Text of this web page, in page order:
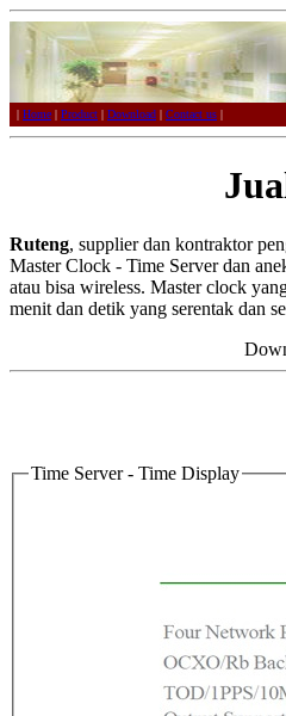
| Home | Product | Download | Contact us |
Ruteng, supplier dan kontraktor
Master Clock - Time Server dan
atau bisa wireless. Master clock
menit dan detik yang serentak dan
Time Server - Time Display